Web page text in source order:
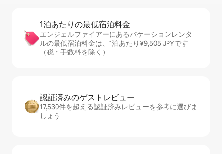
1泊あたりの最⁠低⁠宿⁠泊⁠料⁠金
エンジェルファイアーにあるバケーションレンタ
ルの最低宿泊料金は、1泊あたり¥9,505 JPYです
（税・手数料を除く）
認証済みのゲ⁠ス⁠ト⁠レ⁠ビ⁠ュ⁠ー
17,530件を超える認証済みレビューを参考に選びま
しょう